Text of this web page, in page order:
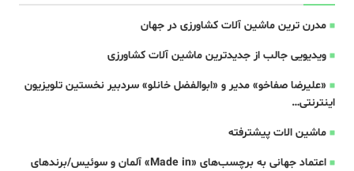
مدرن ترین ماشین آلات کشاورزی در جهان
ویدیویی جالب از جدیدترین ماشین آلات کشاورزی
«علیرضا صفاخو» مدیر و «ابوالفضل خانلو» سردبیر نخستین تلویزیون
اینترنتی…
ماشین الات پیشترفته
اعتماد جهانی به برچسب‌های «Made in» آلمان و سوئیس/برندهای